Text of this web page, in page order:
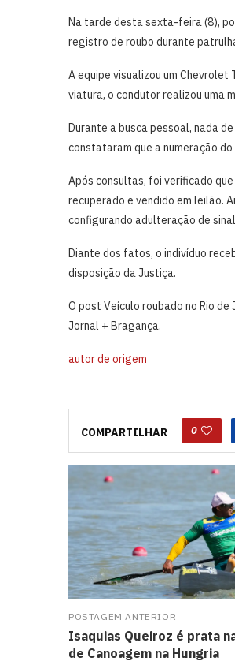
Na tarde desta sexta-feira (8),
registro de roubo durante
A equipe visualizou um
viatura, o condutor realizou uma
Durante a busca pessoal, nada
constataram que a numeração
Após consultas, foi verificado
recuperado e vendido em leilão.
configurando adulteração de
Diante dos fatos, o indivíduo
disposição da Justiça.
O post Veículo roubado no Rio
Jornal + Bragança.
autor de origem
COMPARTILHAR 0
POSTAGEM ANTERIOR
Isaquias Queiroz é prata
de Canoagem na Hungria